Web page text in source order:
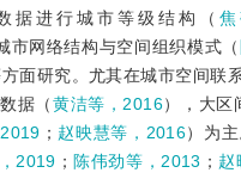
据进行城市等级结构（
市网络结构与空间组织模式（
方面研究。尤其在城市空间联
据（黄洁等，2016），大区
； 赵映慧等，2016）为
2019 ； 陈伟劲等，2013 ； 赵